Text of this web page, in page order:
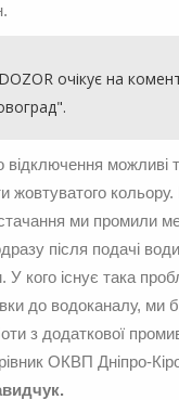
очікує на
відключення можливі
жовтуватого
ми промили
після подачі
У кого існує така
до водоканалу, ми
з додаткової
ОКВП Дніпро-